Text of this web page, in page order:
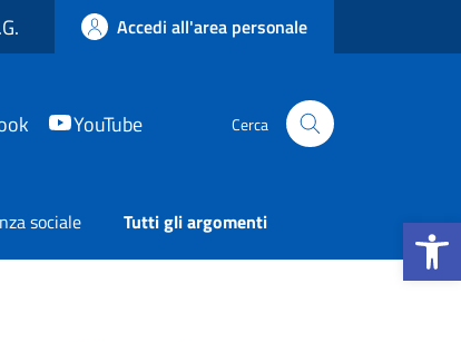
Apri la
Accedi all'area personale
YouTube Cerca
sociale Tutti gli argomenti